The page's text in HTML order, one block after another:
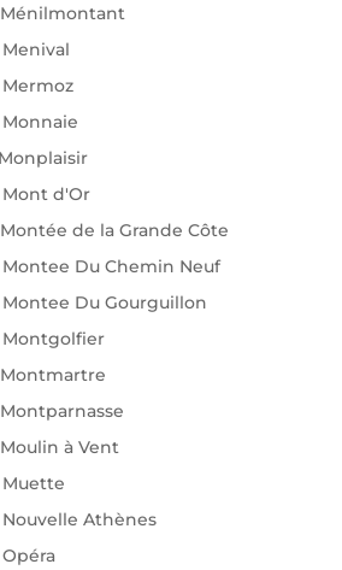
d'Or
de la Grande Côte
Du Chemin Neuf
Du Gourguillon
à Vent
Athènes